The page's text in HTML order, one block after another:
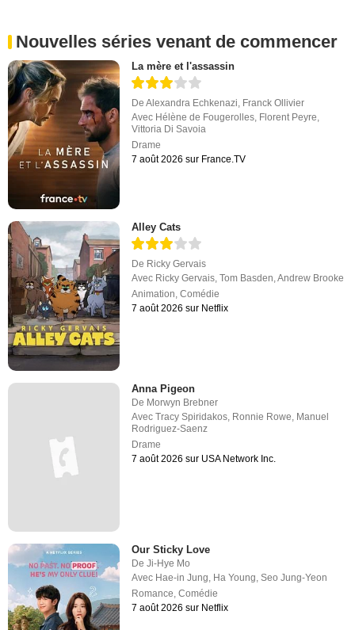
Nouvelles séries venant de commencer
La mère et l'assassin
DeAlexandra Echkenazi, Franck Ollivier
Avec Hélène de Fougerolles, Florent Peyre,
Vittoria Di Savoia
Drame
7 août 2026 sur France.TV
Alley Cats
De Ricky Gervais
Avec Ricky Gervais,Tom Basden,Andrew Brooke
Animation,Comédie
7 août 2026 sur Netflix
Anna Pigeon
De Morwyn Brebner
AvecTracy Spiridakos Ronnie Rowe Manuel
Rodriguez-Saenz
Drame
7 août 2026 sur USA Network Inc.
Our Sticky Love
DeJi-Hye Mo
Avec Hae-in Jung, Ha Young,Seo Jung-Yeon
Romance,Comédie
7 août 2026 sur Netflix